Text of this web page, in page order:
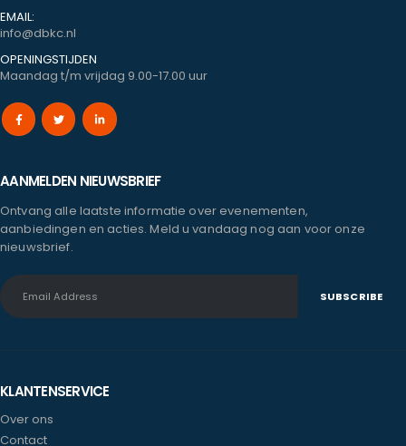
EMAIL:
info@dbkc.nl
OPENINGSTIJDEN
Maandag t/m vrijdag 9.00-17.00 uur
AANMELDEN NIEUWSBRIEF
Ontvang alle laatste informatie over evenementen,
aanbiedingen en acties. Meld u vandaag nog aan voor onze
nieuwsbrief.
KLANTENSERVICE
Over ons
Contact